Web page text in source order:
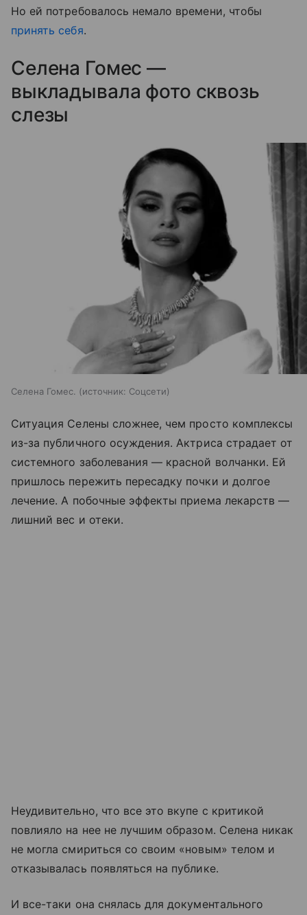
Но ей потребовалось немало времени, чтобы
принять себя.
Селена Гомес —
выкладывала фото сквозь
слезы
Селена Гомес. источник: Соцсети
Ситуация Селены сложнее, чем просто комплексы
из-за публичного осуждения. Актриса страдает от
системного заболевания — красной волчанки. Ей
пришлось пережить пересадку почки и долгое
лечение. А побочные эффекты приема лекарств —
лишний вес и отеки.
Неудивительно, что все это вкупе с критикой
повлияло на нее не лучшим образом. Селена никак
не могла смириться со своим «новым» телом и
отказывалась появляться на публике.
И все-таки она снялась для документального